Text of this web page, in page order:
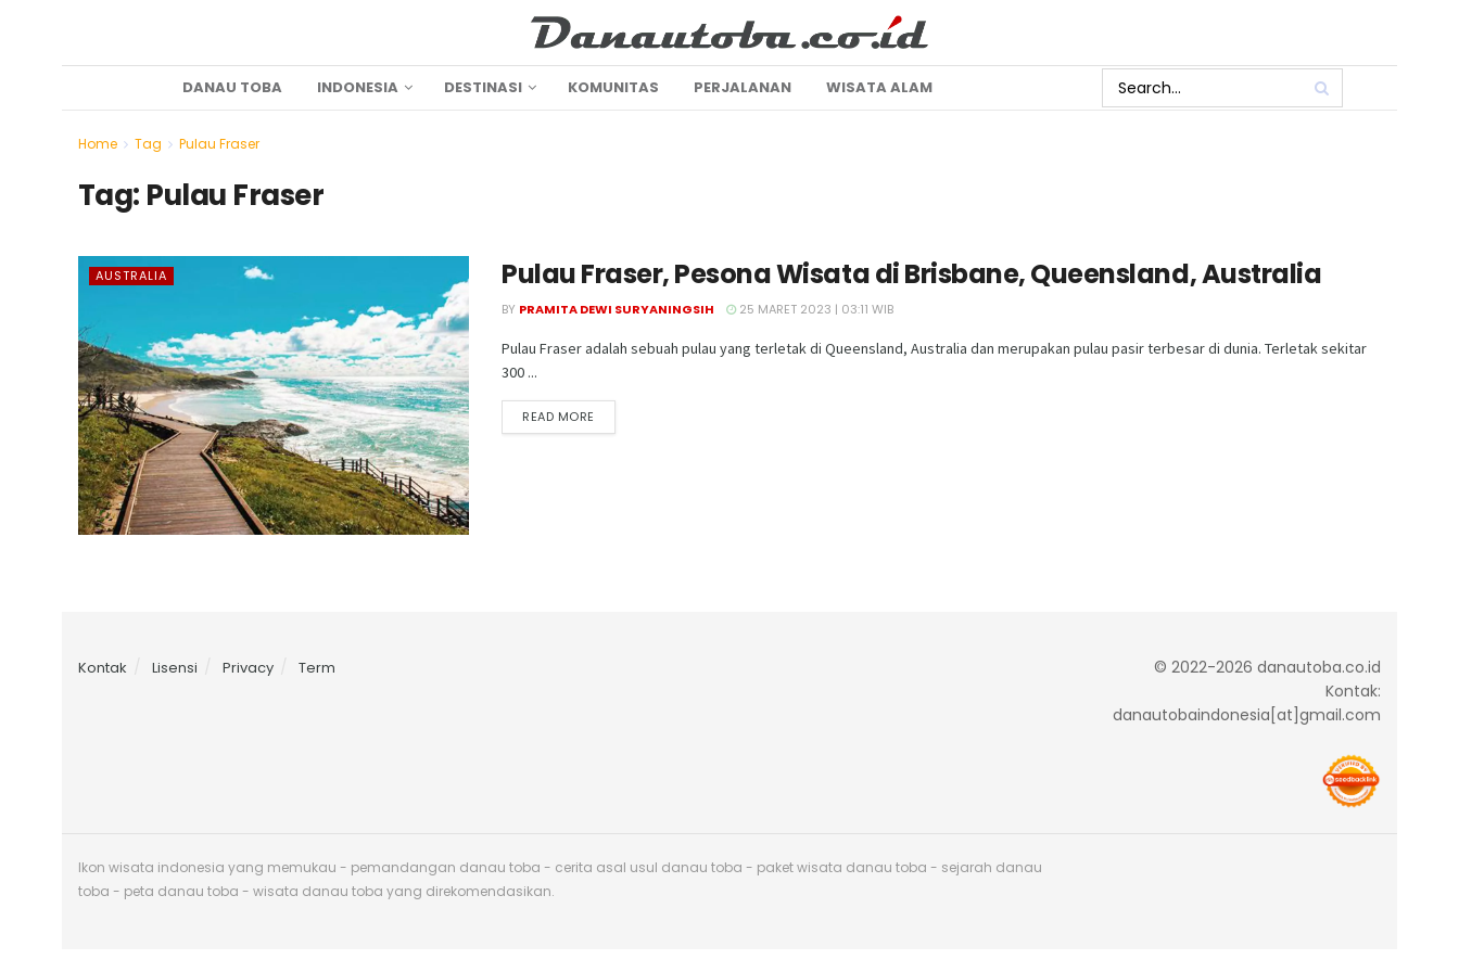
DANAU TOBA INDONESIA DESTINASI KOMUNITAS PERJALANAN WISATA ALAM
Home Tag Pulau Fraser
Tag: Pulau Fraser
AUSTRALIA Pulau Fraser, Pesona Wisata di Brisbane, Queensland, Australia
BY PRAMITA DEWI SURYANINGSIH 25 MARET 2023 | 03:11 WIB
Pulau Fraser adalah sebuah pulau yang terletak di Queensland, Australia dan merupakan pulau pasir terbesar di dunia. Terletak sekitar
300 ...
READ MORE
Kontak Lisensi Privacy Term
© 2022-2026 danautoba.co.id
Kontak:
danautobaindonesia[at]gmail.com
Ikon wisata indonesia yang memukau - pemandangan danau toba - cerita asal usul danau toba - paket wisata danau toba - sejarah danau
toba - peta danau toba - wisata danau toba yang direkomendasikan.